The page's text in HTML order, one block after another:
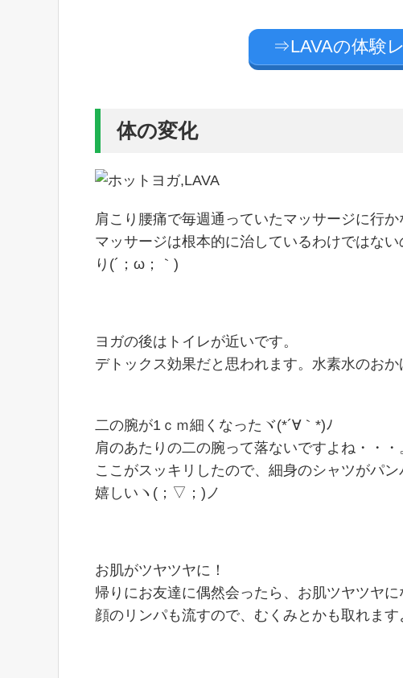
⇒LAVAの体験
体の変化
肩こり腰痛で毎週通っていたマッサージに行か
マッサージは根本的に治しているわけではな
り(´；ω；｀)
ヨガの後はトイレが近いです。
デトックス効果だと思われます。水素水のおか
二の腕が1ｃｍ細くなったヾ(*´∀｀*)ﾉ
肩のあたりの二の腕って落ないですよね・・・
ここがスッキリしたので、細身のシャツがパ
嬉しいヽ(；▽；)ノ
お肌がツヤツヤに！
帰りにお友達に偶然会ったら、お肌ツヤツヤ
顔のリンパも流すので、むくみとかも取れます